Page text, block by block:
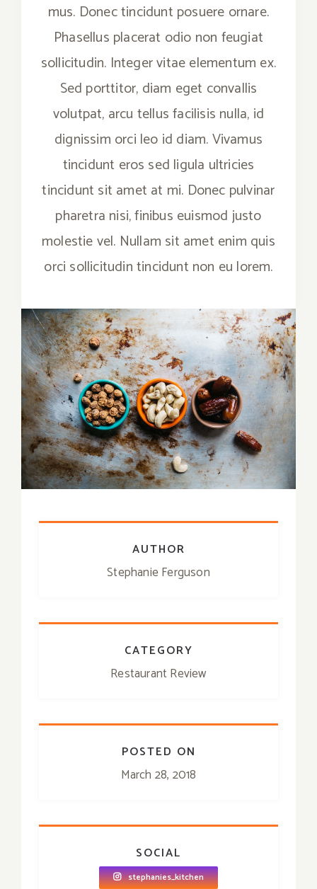
mus. Donec tincidunt posuere ornare.
Phasellus placerat odio non feugiat
sollicitudin. Integer vitae elementum ex.
Sed porttitor, diam eget convallis
volutpat, arcu tellus facilisis nulla, id
dignissim orci leo id diam. Vivamus
tincidunt eros sed ligula ultricies
tincidunt sit amet at mi. Donec pulvinar
pharetra nisi, finibus euismod justo
molestie vel. Nullam sit amet enim quis
orci sollicitudin tincidunt non eu lorem.
AUTHOR
Stephanie Ferguson
CATEGORY
Restaurant Review
POSTED ON
March 28, 2018
SOCIAL
stephanies_kitchen